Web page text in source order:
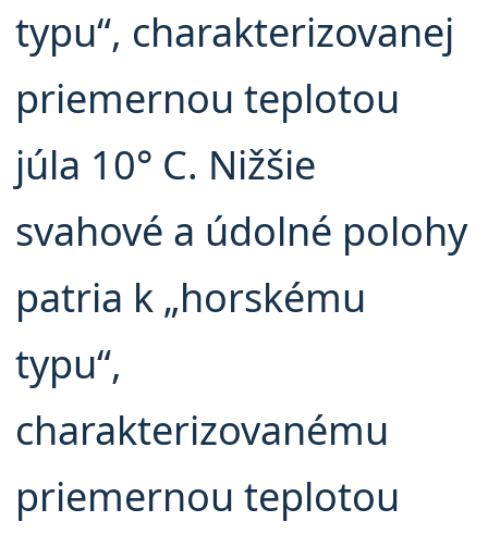
typu“, charakterizovanej
priemernou teplotou
júla 10° C. Nižšie
svahové a údolné polohy
patria k „horskému
typu“,
charakterizovanému
priemernou teplotou